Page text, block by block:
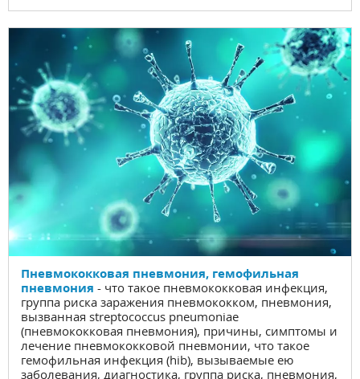
Пневмококковая пневмония, гемофильная
пневмония - что такое пневмококковая инфекция,
группа риска заражения пневмококком, пневмония,
вызванная streptococcus pneumoniae
(пневмококковая пневмония), причины, симптомы и
лечение пневмококковой пневмонии, что такое
гемофильная инфекция (hib), вызываемые ею
заболевания, диагностика, группа риска, пневмония,